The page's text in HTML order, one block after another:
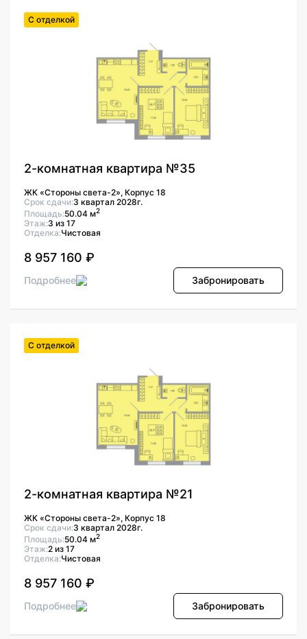
С отделкой
2-комнатная квартира №35
ЖК «Стороны света-2», Корпус 18
Срок сдачи:3 квартал 2028г.
Площадь:50.04 м2
Этаж:3 из 17
Отделка:Чистовая
8 957 160 ₽
Подробнее Забронировать
С отделкой
2-комнатная квартира №21
ЖК «Стороны света-2», Корпус 18
Срок сдачи:3 квартал 2028г.
Площадь:50.04 м2
Этаж:2 из 17
Отделка:Чистовая
8 957 160 ₽
Подробнее Забронировать